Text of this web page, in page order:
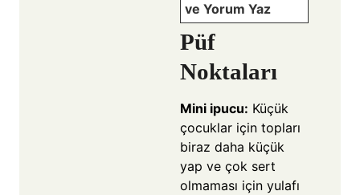
ve Yorum Yaz
Püf
Noktaları
Mini ipucu: Küçük
çocuklar için topları
biraz daha küçük
yap ve çok sert
olmaması için yulafı